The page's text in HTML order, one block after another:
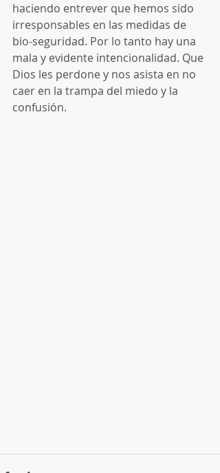
haciendo entrever que hemos sido
irresponsables en las medidas de
bio-seguridad. Por lo tanto hay una
mala y evidente intencionalidad. Que
Dios les perdone y nos asista en no
caer en la trampa del miedo y la
confusión.